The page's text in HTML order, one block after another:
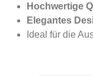
Hochwertige
Elegantes
Ideal für die